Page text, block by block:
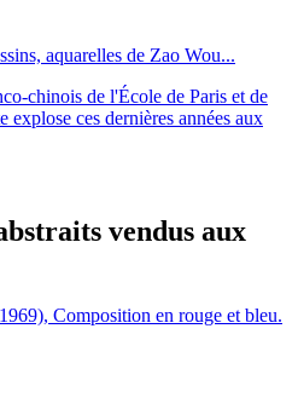
aquarelles de Zao Wou...
chinois de l'École de Paris et de
ces dernières années aux
vendus aux